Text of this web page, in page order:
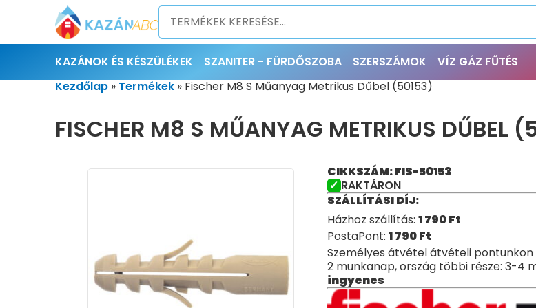
KAZÁNOK ÉS KÉSZÜLÉKEK SZANITER - FÜRDŐSZOBA SZERSZÁMOK VÍZ GÁZ FŰTÉS
Kezdőlap » Termékek » Fischer M8 S Műanyag Metrikus Dűbel (50153)
FISCHER M8 S MŰANYAG METRIKUS DŰBEL
CIKKSZÁM: FIS-50153
RAKTÁRON
SZÁLLÍTÁSI DÍJ:
Házhoz szállítás: 1 790Ft
PostaPont: 1 790Ft
Személyes átvétel átvételi pontunkon
2 munkanap, ország többi része: 3-4
ingyenes